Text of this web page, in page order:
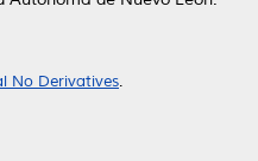
No Derivatives.